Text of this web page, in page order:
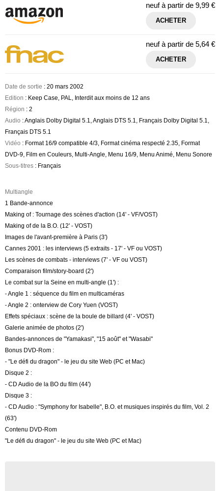
neuf à partir de 9,99 €
ACHETER
neuf à partir de 5,64 €
ACHETER
Date de sortie : 20 mars 2002
Edition : Keep Case, PAL, Interdit aux moins de 12 ans
Région : 2
Audio : Anglais Dolby Digital 5.1, Anglais DTS 5.1, Français Dolby Digital 5.1,
Français DTS 5.1
Vidéo : Format 16/9 compatible 4/3, Format cinéma respecté 2.35, Format
DVD-9, Film en Couleurs, Multi-Angle, Menu 16/9, Menu Animé, Menu Sonore
Sous-titres : Français
Multiangle
1 Bande-annonce
Making of : Tournage des scènes d'action (14' - VF/VOST)
Making of de la B.O. (12' - VOST)
Images de l'avant-première à Paris (3')
Cannes 2001 : les interviews (5 extraits - 17' - VF ou VOST)
Les scènes de combats - interviews (7' - VF ou VOST)
Comparaison film/story-board (2')
Le combat sur la Seine en multi-angle (1') :
- Angle 1 : séquence du film en multicaméras
- Angle 2 : onterview de Cory Yuen (VOST)
Effets spéciaux : scène de la boule de billard (4' - VOST)
Galerie animée de photos (2')
Bandes-annonces de "Yamakasi", "15 août" et "Wasabi"
Bonus DVD-Rom :
- "Le défi du dragon" - le jeu du site Web (PC et Mac)
Disque 2 :
- CD Audio de la BO du film (44')
Disque 3 :
- CD Audio : "Symphony for Isabelle", B.O. et musiques inspirés du film, Vol. 2
(63')
Contenu DVD-Rom
"Le défi du dragon" - le jeu du site Web (PC et Mac)